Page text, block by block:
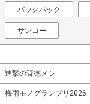
バックパック
サンコー
進撃の背徳メシ
梅雨モノグランプリ2026